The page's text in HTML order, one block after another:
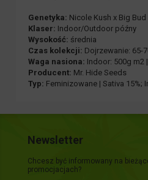
Genetyka: Nicole Kush x Big Bud
Klaser: Indoor/Outdoor późny
Wysokość: średnia
Czas kolekcji: Dojrzewanie: 65-
Waga nasiona: Indoor: 500g m2
Producent: Mr. Hide Seeds
Typ: Feminizowane | Sativa 15%;
Newsletter
Chcesz być informowany na
promocjacjach?